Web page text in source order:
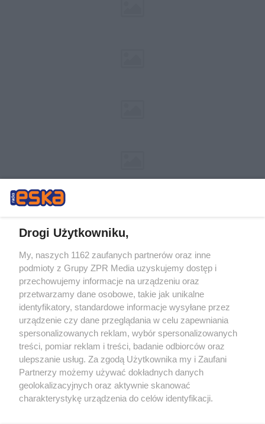
Żaden utwór zamieszczony w serwisie nie może być powielany i
rozpowszechniany lub dalej rozpowszechniany w jakikolwiek sposób (w
tym także elektroniczny lub mechaniczny) na jakimkolwiek polu
eksploatacji w jakiejkolwiek formie, włącznie z umieszczaniem w
Internecie bez pisemnej zgody właściciela praw. Jakiekolwiek użycie lub
wykorzystanie utworów w całości lub w części z naruszeniem prawa,
tzn. bez właściwej zgody, jest zabronione pod groźbą kary i może być
ścigane prawnie.
Drogi Użytkowniku,
My, naszych 1162 zaufanych partnerów oraz inne
podmioty z Grupy ZPR Media uzyskujemy dostęp i
przechowujemy informacje na urządzeniu oraz
przetwarzamy dane osobowe, takie jak unikalne
identyfikatory, standardowe informacje wysyłane przez
urządzenie czy dane przeglądania w celu zapewniania
spersonalizowanych reklam, wybór spersonalizowanych
treści, pomiar reklam i treści, badanie odbiorców oraz
ulepszanie usług. Za zgodą Użytkownika my i Zaufani
Partnerzy możemy używać dokładnych danych
geolokalizacyjnych oraz aktywnie skanować
charakterystykę urządzenia do celów identyfikacji.